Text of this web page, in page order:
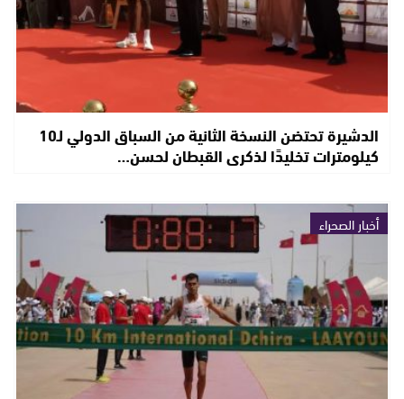
الدشيرة تحتضن النسخة الثانية من السباق الدولي لـ10
كيلومترات تخليدًا لذكرى القبطان لحسن…
أخبار الصحراء